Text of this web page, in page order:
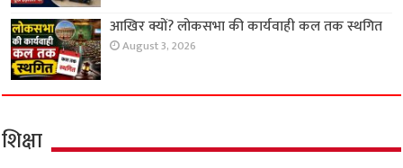
आखिर क्यों? लोकसभा की कार्यवाही कल तक स्थगित
August 3, 2026
शिक्षा